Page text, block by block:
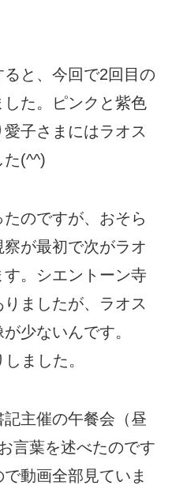
と、今回で2回目の
た。ピンクと紫色
子さまにはラオス
た(^^)
のですが、おそら
が最初で次がラオ
。シエントーン寺
ましたが、ラオス
少ないんです。
ました。
主催の午餐会（昼
言葉を述べたのです
動画全部見ていま